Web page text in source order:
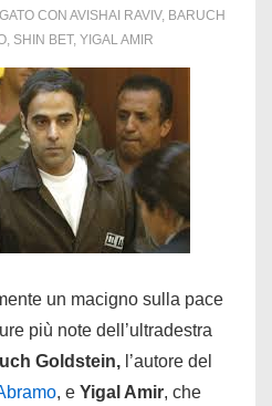
CON AVISHAI RAVIV, BARUCH
, SHIN BET, YIGAL AMIR
un macigno sulla pace
più note dell’ultradestra
Goldstein, l’autore del
, e Yigal Amir, che